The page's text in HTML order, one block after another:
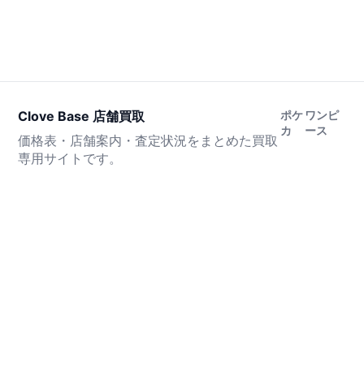
Clove Base 店舗買取
価格表・店舗案内・査定状況をまとめた買取
専用サイトです。
ポケ
カ
ワンピ
ース